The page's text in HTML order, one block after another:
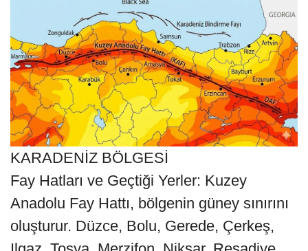
KARADENİZ BÖLGESİ
Fay Hatları ve Geçtiği Yerler: Kuzey
Anadolu Fay Hattı, bölgenin güney sınırını
oluşturur. Düzce, Bolu, Gerede, Çerkeş,